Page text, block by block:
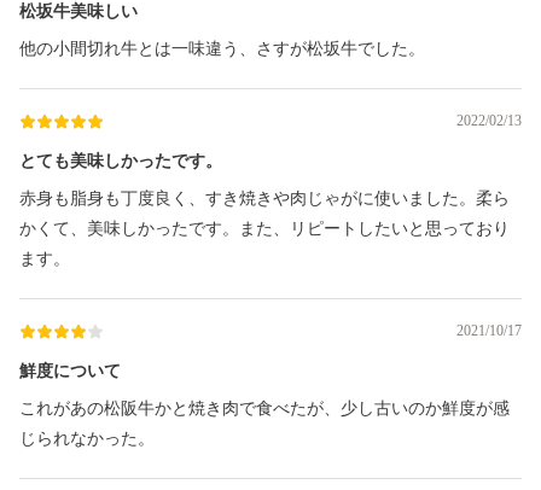
松坂牛美味しい
他の小間切れ牛とは一味違う、さすが松坂牛でした。
2022/02/13
とても美味しかったです。
赤身も脂身も丁度良く、すき焼きや肉じゃがに使いました。柔ら
かくて、美味しかったです。また、リピートしたいと思っており
ます。
2021/10/17
鮮度について
これがあの松阪牛かと焼き肉で食べたが、少し古いのか鮮度が感
じられなかった。